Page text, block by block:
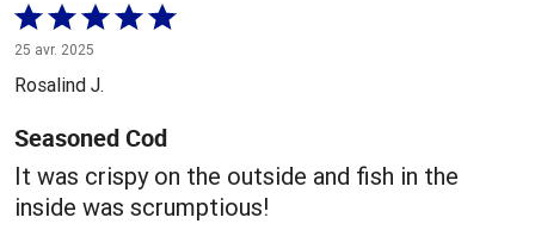
Coté
5 sur
5
25 avr. 2025
Rosalind J.
Seasoned Cod
It was crispy on the outside and fish in the
inside was scrumptious!